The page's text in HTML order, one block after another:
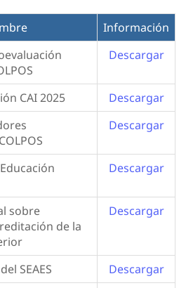
Información
Descargar
CAI 2025
Descargar
Descargar
Descargar
sobre
de la
Descargar
SEAES
Descargar